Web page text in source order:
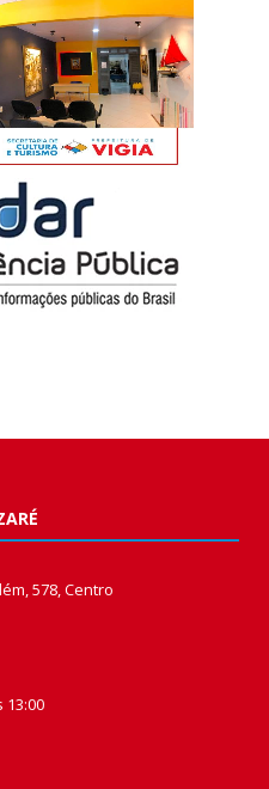
578, Centro
13:00